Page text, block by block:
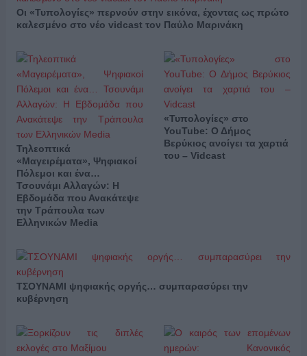
Οι «Τυπολογίες» περνούν στην εικόνα, έχοντας ως πρώτο
καλεσμένο στο νέο vidcast τον Παύλο Μαρινάκη
Τηλεοπτικά
«Μαγειρέματα», Ψηφιακοί
Πόλεμοι και ένα…
Τσουνάμι Αλλαγών: Η
Εβδομάδα που Ανακάτεψε
την Τράπουλα των
Ελληνικών Media
«Τυπολογίες» στο
YouTube: Ο Δήμος
Βερύκιος ανοίγει τα χαρτιά
του – Vidcast
ΤΣΟΥΝΑΜΙ ψηφιακής οργής… συμπαρασύρει την
κυβέρνηση